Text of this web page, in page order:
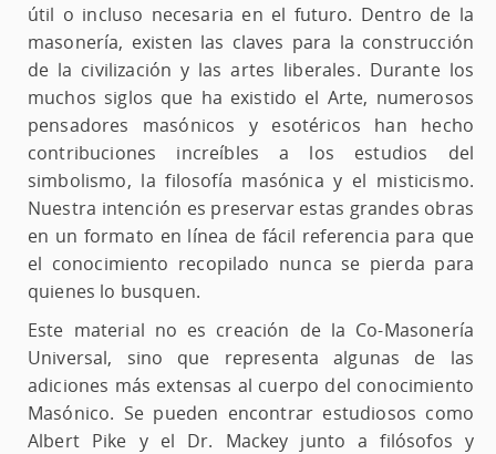
útil o incluso necesaria en el futuro. Dentro de la
masonería, existen las claves para la construcción
de la civilización y las artes liberales. Durante los
muchos siglos que ha existido el Arte, numerosos
pensadores masónicos y esotéricos han hecho
contribuciones increíbles a los estudios del
simbolismo, la filosofía masónica y el misticismo.
Nuestra intención es preservar estas grandes obras
en un formato en línea de fácil referencia para que
el conocimiento recopilado nunca se pierda para
quienes lo busquen.
Este material no es creación de la Co-Masonería
Universal, sino que representa algunas de las
adiciones más extensas al cuerpo del conocimiento
Masónico. Se pueden encontrar estudiosos como
Albert Pike y el Dr. Mackey junto a filósofos y